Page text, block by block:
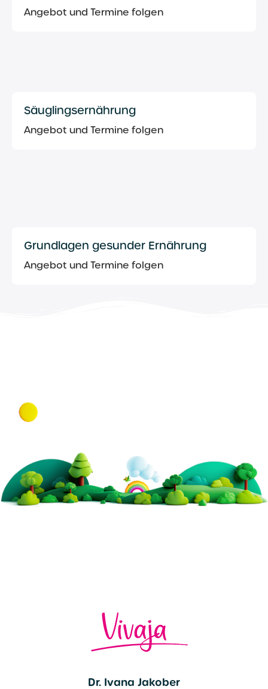
Angebot und Termine folgen
Säuglingsernährung
Angebot und Termine folgen
Grundlagen gesunder Ernährung
Angebot und Termine folgen
Dr. Ivana Jakober